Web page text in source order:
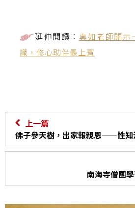
延伸閱讀： 真如老師開示
識，修心助伴最上賓
上一篇
佛子參天樹，出家報親恩——性知
南海寺僧團